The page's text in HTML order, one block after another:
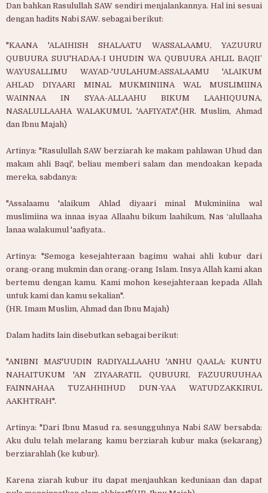
Dan bahkan Rasulullah SAW sendiri menjalankannya. Hal ini sesuai
dengan hadits Nabi SAW. sebagai berikut:
"KAANA 'ALAIHISH SHALAATU WASSALAAMU, YAZUURU
QUBUURA SUU'HADAA-I UHUDIN WA QUBUURA AHLIL BAQII’
WAYUSALLIMU WAYAD-'UULAHUM:ASSALAAMU 'ALAIKUM
AHLAD DIYAARI MINAL MUKMINIINA WAL MUSLIMIINA
WAINNAA IN SYAA-ALLAAHU BIKUM LAAHIQUUNA,
NASALULLAAHA WALAKUMUL 'AAFIYATA".(HR. Muslim, Ahmad
dan Ibnu Majah)
Artinya: "Rasulullah SAW berziarah ke makam pahlawan Uhud dan
makam ahli Baqi', beliau memberi salam dan mendoakan kepada
mereka, sabdanya:
"Assalaamu 'alaikum Ahlad diyaari minal Mukminiina wal
muslimiina wa innaa isyaa Allaahu bikum laahikum, Nas ‘alullaaha
lanaa walakumul 'aafiyata..
Artinya: "Semoga kesejahteraan bagimu wahai ahli kubur dari
orang-­orang mukmin dan orang-orang Islam. Insya Allah kami akan
bertemu dengan kamu. Kami mohon kesejahteraan kepada Allah
untuk kami dan kamu sekalian".
(HR. Imam Muslim, Ahmad dan Ibnu Majah)
Dalam hadits lain disebutkan sebagai berikut:
"ANIBNI MAS'UUDIN RADIYALLAAHU 'ANHU QAALA: KUNTU
NAHAITUKUM 'AN ZIYAARATIL QUBUURI, FAZUURUUHAA
FAINNAHAA TUZAHHIHUD DUN-YAA WATUDZAKKIRUL
AAKHTRAH".
Artinya: "Dari Ibnu Masud ra. sesungguhnya Nabi SAW bersabda:
Aku dulu telah melarang kamu berziarah kubur maka (sekarang)
berziarahlah (ke kubur).
Karena ziarah kubur itu dapat menjauhkan keduniaan dan dapat